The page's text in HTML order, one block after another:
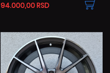
94.000,00 RSD